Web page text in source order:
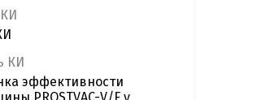
КИ
эффективности